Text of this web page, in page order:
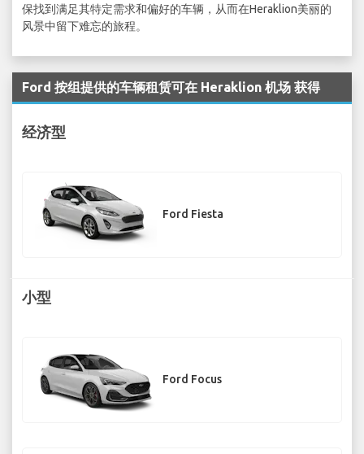
保找到满足其特定需求和偏好的车辆，从而在Heraklion美丽的
风景中留下难忘的旅程。
Ford 按组提供的车辆租赁可在 Heraklion 机场 获得
经济型
Ford Fiesta
小型
Ford Focus